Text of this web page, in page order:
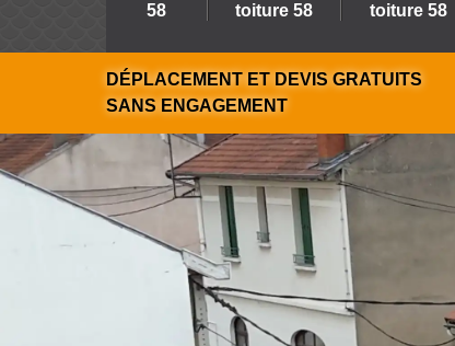
58
toiture 58
toiture 58
DÉPLACEMENT ET DEVIS GRATUITS
SANS ENGAGEMENT